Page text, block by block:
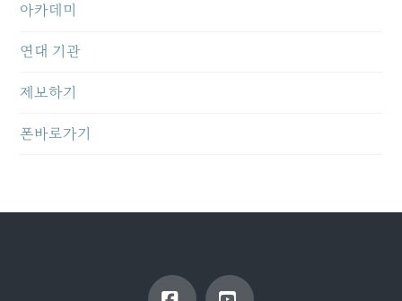
아카데미
연대 기관
제보하기
폰바로가기